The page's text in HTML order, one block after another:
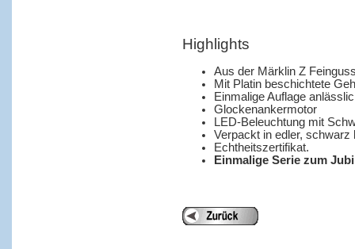
Highlights
Aus der Märklin Z
Mit Platin beschichtete
Einmalige Auflage
Glockenankermotor
LED-Beleuchtung mit
Verpackt in edler,
Echtheitszertifikat.
Einmalige Serie zum